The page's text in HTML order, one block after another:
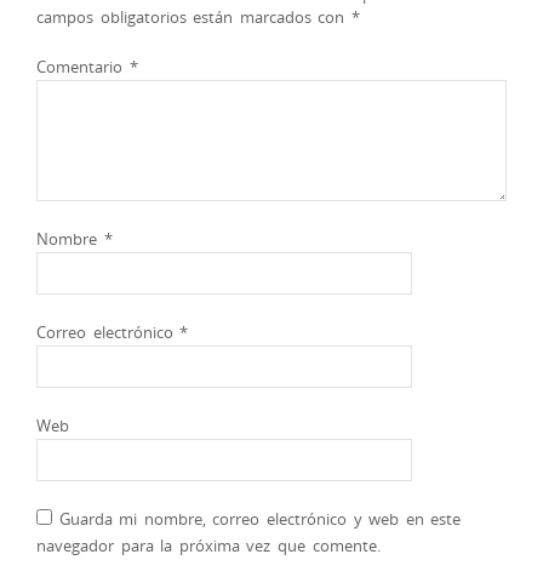
campos obligatorios están marcados con *
Comentario *
Nombre *
Correo electrónico*
Web
Guarda mi nombre, correo electrónico y web en este
navegador para la próxima vez que comente.